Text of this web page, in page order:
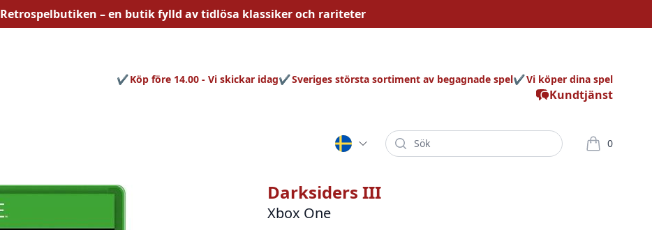
Retrospelbutiken – en butik fylld avtidlösa klassiker och rariteter
Kundtjänst
Köp före 14.00 - Vi skickar idag Sveriges största sortiment av begagnade spel Vi köper dina spel
Sök 0
varor i
Darksiders III
Xbox One